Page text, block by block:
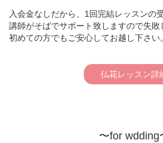
入会金なしだから、1回完結レッスンの
講師がそばでサポート致しますので失敗
初めての方でもご安心してお越し下さい。
仏花レッスン詳
〜for wdding